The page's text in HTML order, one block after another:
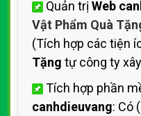
Quản trị Web
Vật Phẩm Quà
(Tích hợp các tiện
Tặng tự công ty
Tích hợp phần
canhdieuvang: Có